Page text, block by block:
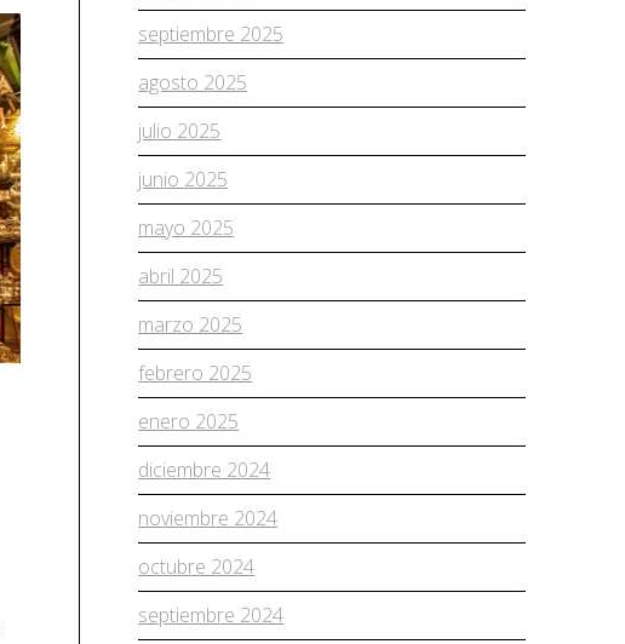
septiembre 2025
agosto 2025
julio 2025
junio 2025
mayo 2025
abril 2025
marzo 2025
febrero 2025
enero 2025
diciembre 2024
noviembre 2024
octubre 2024
septiembre 2024